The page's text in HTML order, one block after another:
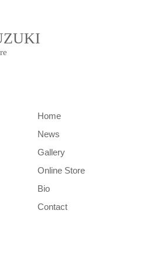
Home
News
Gallery
Online Store
Bio
Contact